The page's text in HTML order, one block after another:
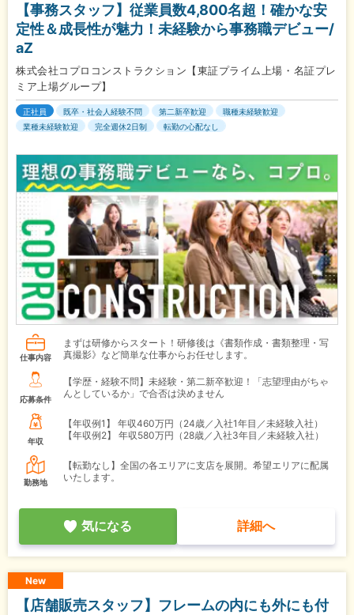
【事務スタッフ】従業員数4,800名超！確かな安
定性＆成長性が魅力！未経験から事務職デビュー/
aZ
株式会社コプロコンストラクション【東証プライム上場・名証プレ
ミア上場グループ】
正社員 既卒・社会人経験不問 第二新卒歓迎
職種未経験歓迎
業種未経験歓迎
完全週休2日制 転勤の心配なし
仕事内容
まずは研修からスタート！研修後は《書類作成・書類整理・写
真撮影》など簡単な仕事からお任せします。
応募条件
【学歴・経験不問】未経験・第二新卒歓迎！「志望理由がちゃ
んとしているか」で合否は決めません
年収
【年収例1】
年収460万円（24歳／入社1年目／未経験入社）
【年収例2】
年収580万円（28歳／入社3年目／未経験入社）
勤務地
【転勤なし】全国の各エリアに支店を展開。希望エリアに配属
いたします。
気になる 詳細へ
New
【店舗販売スタッフ】フレームの内にも外にも付